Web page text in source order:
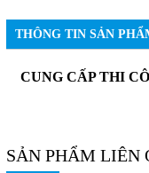
THÔNG TIN SẢN
CUNG CẤP THI
SẢN PHẨM LIÊN